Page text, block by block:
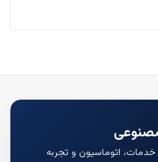
اتوماسیون و تجربه